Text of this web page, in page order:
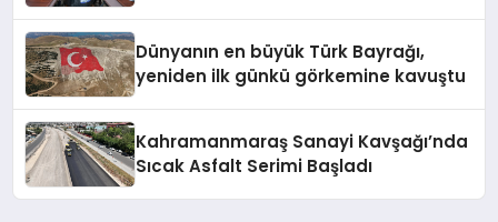
Dünyanın en büyük Türk Bayrağı,
yeniden ilk günkü görkemine kavuştu
Kahramanmaraş Sanayi Kavşağı’nda
Sıcak Asfalt Serimi Başladı